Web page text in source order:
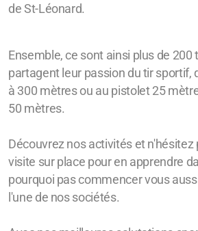
de St-Léonard.
Ensemble, ce sont ainsi plus de 200
partagent leur passion du tir sportif,
à 300 mètres ou au pistolet 25
50 mètres.
Découvrez nos activités et n'hésitez
visite sur place pour en apprendre
pourquoi pas commencer vous
l'une de nos sociétés.